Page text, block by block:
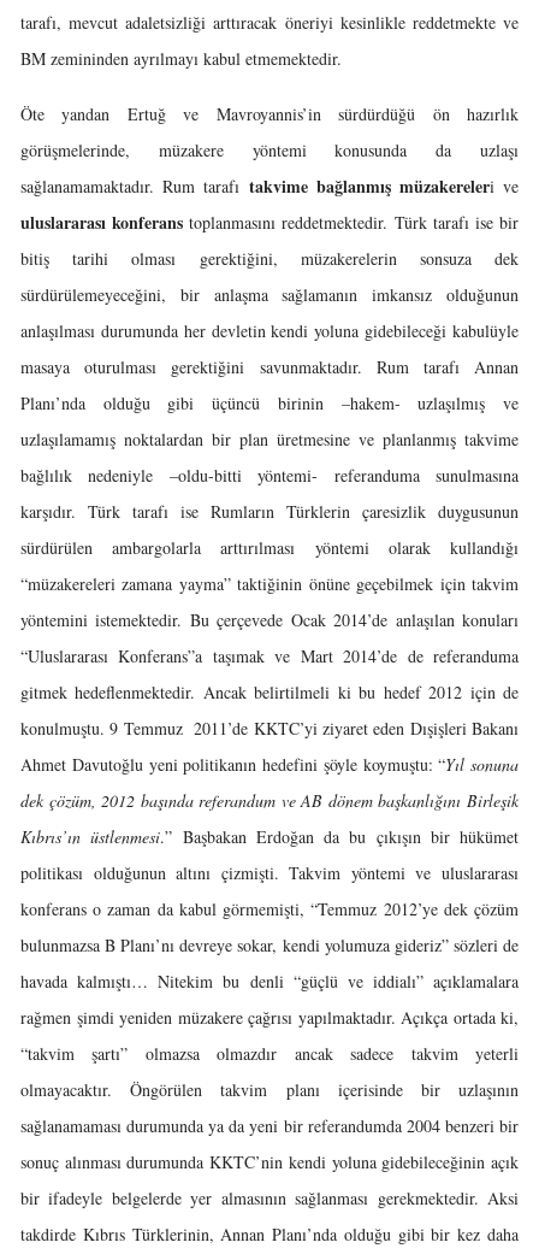
tarafı, mevcut adaletsizliği arttıracak öneriyi kesinlikle reddetmekte ve
BM zemininden ayrılmayı kabul etmemektedir.
Öte yandan Ertuğ ve Mavroyannis’in sürdürdüğü ön hazırlık
görüşmelerinde, müzakere yöntemi konusunda da uzlaşı
sağlanamamaktadır. Rum tarafı takvime bağlanmış müzakereleri ve
uluslararası konferans toplanmasını reddetmektedir. Türk tarafı ise bir
bitiş tarihi olması gerektiğini, müzakerelerin sonsuza dek
sürdürülemeyeceğini, bir anlaşma sağlamanın imkansız olduğunun
anlaşılması durumunda her devletin kendi yoluna gidebileceği kabulüyle
masaya oturulması gerektiğini savunmaktadır. Rum tarafı Annan
Planı’nda olduğu gibi üçüncü birinin –hakem- uzlaşılmış ve
uzlaşılamamış noktalardan bir plan üretmesine ve planlanmış takvime
bağlılık nedeniyle –oldu-bitti yöntemi- referanduma sunulmasına
karşıdır. Türk tarafı ise Rumların Türklerin çaresizlik duygusunun
sürdürülen ambargolarla arttırılması yöntemi olarak kullandığı
“müzakereleri zamana yayma” taktiğinin önüne geçebilmek için takvim
yöntemini istemektedir. Bu çerçevede Ocak 2014’de anlaşılan konuları
“Uluslararası Konferans”a taşımak ve Mart 2014’de de referanduma
gitmek hedeflenmektedir. Ancak belirtilmeli ki bu hedef 2012 için de
konulmuştu. 9 Temmuz 2011’de KKTC’yi ziyaret eden Dışişleri Bakanı
Ahmet Davutoğlu yeni politikanın hedefini şöyle koymuştu: “Yıl sonuna
dek çözüm, 2012 başında referandum ve AB dönem başkanlığını Birleşik
Kıbrıs’ın üstlenmesi.” Başbakan Erdoğan da bu çıkışın bir hükümet
politikası olduğunun altını çizmişti. Takvim yöntemi ve uluslararası
konferans o zaman da kabul görmemişti, “Temmuz 2012’ye dek çözüm
bulunmazsa B Planı’nı devreye sokar, kendi yolumuza gideriz” sözleri de
havada kalmıştı… Nitekim bu denli “güçlü ve iddialı” açıklamalara
rağmen şimdi yeniden müzakere çağrısı yapılmaktadır. Açıkça ortada ki,
“takvim şartı” olmazsa olmazdır ancak sadece takvim yeterli
olmayacaktır. Öngörülen takvim planı içerisinde bir uzlaşının
sağlanamaması durumunda ya da yeni bir referandumda 2004 benzeri bir
sonuç alınması durumunda KKTC’nin kendi yoluna gidebileceğinin açık
bir ifadeyle belgelerde yer almasının sağlanması gerekmektedir. Aksi
takdirde Kıbrıs Türklerinin, Annan Planı’nda olduğu gibi bir kez daha